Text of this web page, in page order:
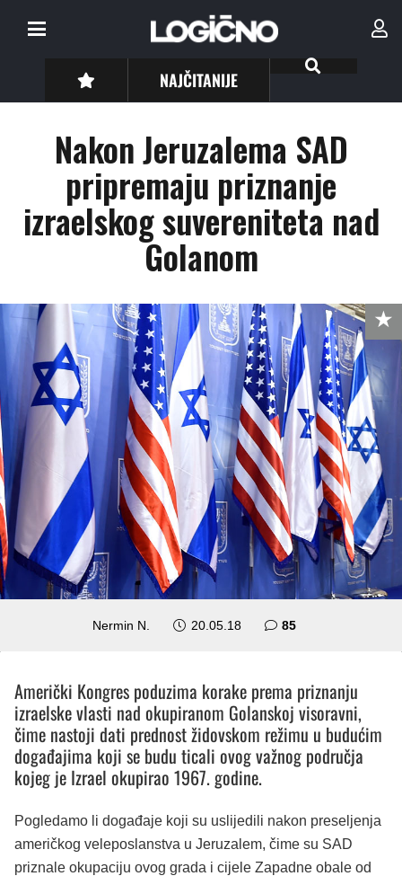
NAJČITANIJE
Nakon Jeruzalema SAD
pripremaju priznanje
izraelskog suvereniteta nad
Golanom
Nermin N. 20.05.18 85komentara
Američki Kongres poduzima korake prema priznanju
izraelske vlasti nad okupiranom Golanskoj visoravni,
čime nastoji dati prednost židovskom režimu u budućim
događajima koji se budu ticali ovog važnog područja
kojeg je Izrael okupirao 1967. godine.
Pogledamo li događaje koji su uslijedili nakon preseljenja
američkog veleposlanstva u Jeruzalem, čime su SAD
priznale okupaciju ovog grada i cijele Zapadne obale od